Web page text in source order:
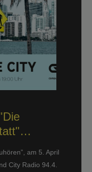
am 5. April
City Radio 94.4.